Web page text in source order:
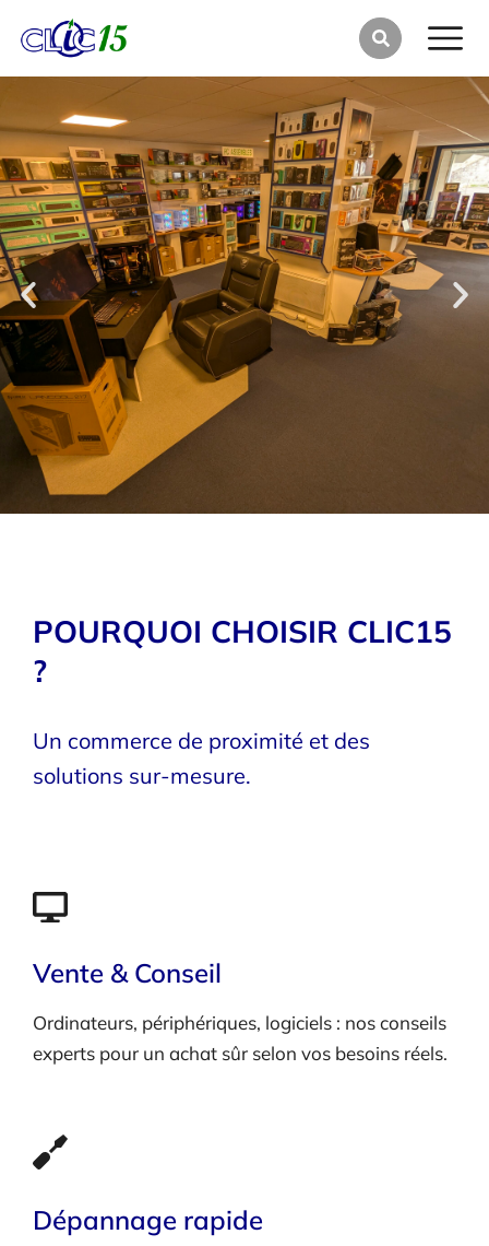
Depuis 2010, vente & dépannage informatique
pour particuliers • Assistance et conseils
DÉCOUVRIR LA BOUTIQUE
POURQUOI CHOISIR CLIC15
?
Un commerce de proximité et des
solutions sur-mesure.
Vente & Conseil
Ordinateurs, périphériques, logiciels : nos conseils
experts pour un achat sûr selon vos besoins réels.
Dépannage rapide